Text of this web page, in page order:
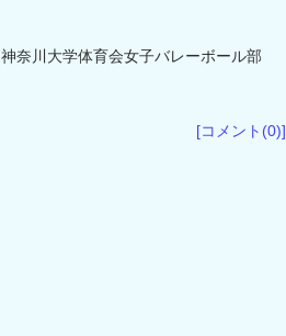
神奈川大学体育会女子バレーボール部
[コメント(0)]